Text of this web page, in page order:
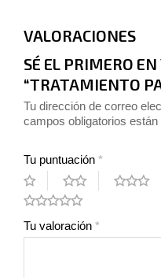
VALORACIONES
SÉ EL PRIMERO
“TRATAMIENTO
Tu dirección de correo
campos obligatorios
Tu puntuación *
Tu valoración *